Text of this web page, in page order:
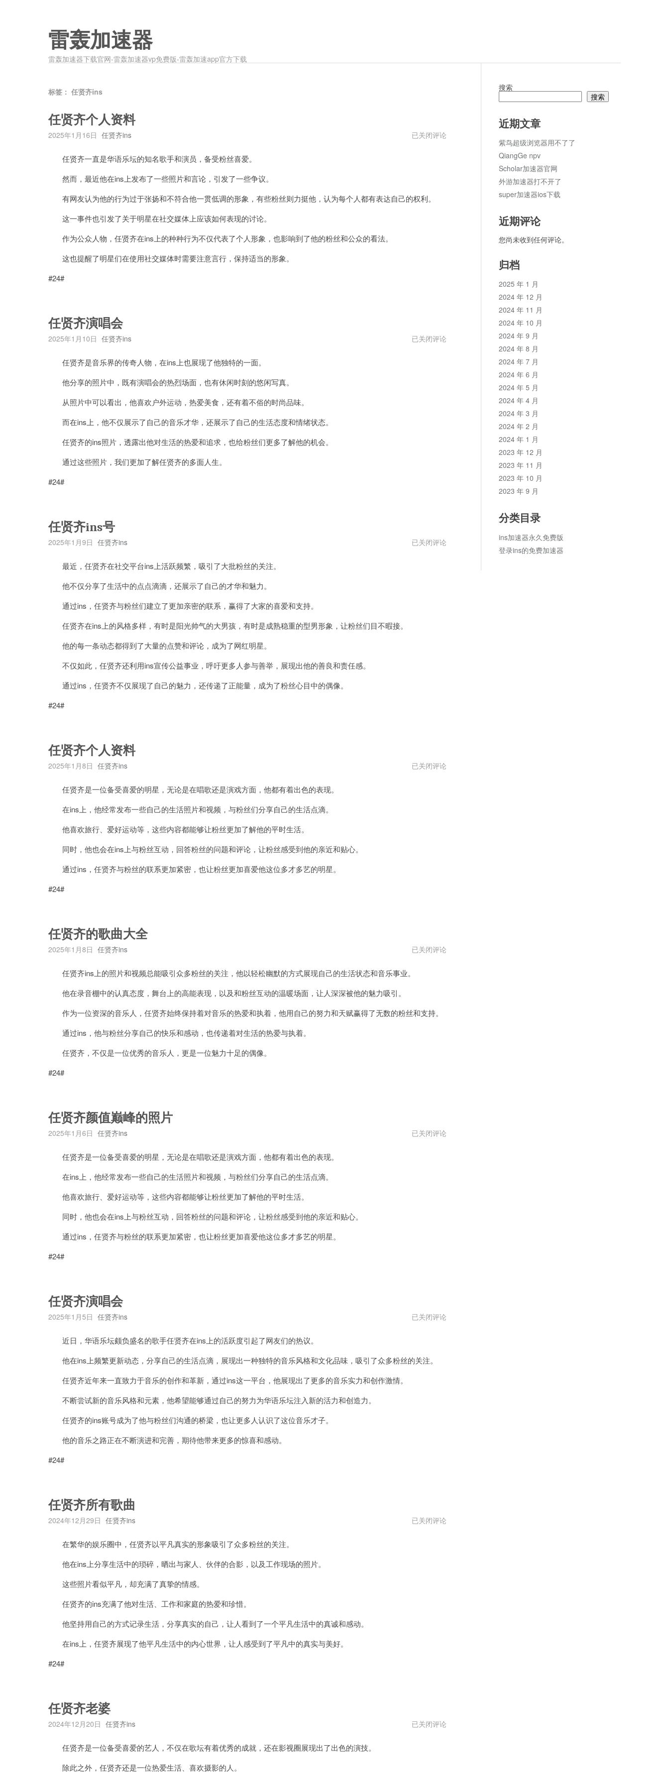
雷轰加速器
雷轰加速器下载官网-雷轰加速器vp免费版-雷轰加速app官方下载
标签： 任贤齐ins
任贤齐个人资料
2025年1月16日 任贤齐ins
任
贤
已关闭评论
任贤齐一直是华语乐坛的知名歌手和演员，备受粉丝喜爱。
然而，最近他在ins上发布了一些照片和言论，引发了一些争议。
有网友认为他的行为过于张扬和不符合他一贯低调的形象，有些粉丝则力挺他，认为每个人都有表达自己的权利。
这一事件也引发了关于明星在社交媒体上应该如何表现的讨论。
作为公众人物，任贤齐在ins上的种种行为不仅代表了个人形象，也影响到了他的粉丝和公众的看法。
这也提醒了明星们在使用社交媒体时需要注意言行，保持适当的形象。
#24#
任贤齐演唱会
2025年1月10日 任贤齐ins
任
贤
已关闭评论
任贤齐是音乐界的传奇人物，在ins上也展现了他独特的一面。
他分享的照片中，既有演唱会的热烈场面，也有休闲时刻的悠闲写真。
从照片中可以看出，他喜欢户外运动，热爱美食，还有着不俗的时尚品味。
而在ins上，他不仅展示了自己的音乐才华，还展示了自己的生活态度和情绪状态。
任贤齐的ins照片，透露出他对生活的热爱和追求，也给粉丝们更多了解他的机会。
通过这些照片，我们更加了解任贤齐的多面人生。
#24#
任贤齐ins号
2025年1月9日 任贤齐ins
任
贤
已关闭评论
最近，任贤齐在社交平台ins上活跃频繁，吸引了大批粉丝的关注。
他不仅分享了生活中的点点滴滴，还展示了自己的才华和魅力。
通过ins，任贤齐与粉丝们建立了更加亲密的联系，赢得了大家的喜爱和支持。
任贤齐在ins上的风格多样，有时是阳光帅气的大男孩，有时是成熟稳重的型男形象，让粉丝们目不暇接。
他的每一条动态都得到了大量的点赞和评论，成为了网红明星。
不仅如此，任贤齐还利用ins宣传公益事业，呼吁更多人参与善举，展现出他的善良和责任感。
通过ins，任贤齐不仅展现了自己的魅力，还传递了正能量，成为了粉丝心目中的偶像。
#24#
任贤齐个人资料
2025年1月8日 任贤齐ins
任
贤
已关闭评论
任贤齐是一位备受喜爱的明星，无论是在唱歌还是演戏方面，他都有着出色的表现。
在ins上，他经常发布一些自己的生活照片和视频，与粉丝们分享自己的生活点滴。
他喜欢旅行、爱好运动等，这些内容都能够让粉丝更加了解他的平时生活。
同时，他也会在ins上与粉丝互动，回答粉丝的问题和评论，让粉丝感受到他的亲近和贴心。
通过ins，任贤齐与粉丝的联系更加紧密，也让粉丝更加喜爱他这位多才多艺的明星。
#24#
任贤齐的歌曲大全
2025年1月8日 任贤齐ins
任
贤
已关闭评论
任贤齐ins上的照片和视频总能吸引众多粉丝的关注，他以轻松幽默的方式展现自己的生活状态和音乐事业。
他在录音棚中的认真态度，舞台上的高能表现，以及和粉丝互动的温暖场面，让人深深被他的魅力吸引。
作为一位资深的音乐人，任贤齐始终保持着对音乐的热爱和执着，他用自己的努力和天赋赢得了无数的粉丝和支持。
通过ins，他与粉丝分享自己的快乐和感动，也传递着对生活的热爱与执着。
任贤齐，不仅是一位优秀的音乐人，更是一位魅力十足的偶像。
#24#
任贤齐颜值巅峰的照片
2025年1月6日 任贤齐ins
任
贤
已关闭评论
任贤齐是一位备受喜爱的明星，无论是在唱歌还是演戏方面，他都有着出色的表现。
在ins上，他经常发布一些自己的生活照片和视频，与粉丝们分享自己的生活点滴。
他喜欢旅行、爱好运动等，这些内容都能够让粉丝更加了解他的平时生活。
同时，他也会在ins上与粉丝互动，回答粉丝的问题和评论，让粉丝感受到他的亲近和贴心。
通过ins，任贤齐与粉丝的联系更加紧密，也让粉丝更加喜爱他这位多才多艺的明星。
#24#
任贤齐演唱会
2025年1月5日 任贤齐ins
任
贤
会
已关闭评论
近日，华语乐坛颇负盛名的歌手任贤齐在ins上的活跃度引起了网友们的热议。
他在ins上频繁更新动态，分享自己的生活点滴，展现出一种独特的音乐风格和文化品味，吸引了众多粉丝的关注。
任贤齐近年来一直致力于音乐的创作和革新，通过ins这一平台，他展现出了更多的音乐实力和创作激情。
不断尝试新的音乐风格和元素，他希望能够通过自己的努力为华语乐坛注入新的活力和创造力。
任贤齐的ins账号成为了他与粉丝们沟通的桥梁，也让更多人认识了这位音乐才子。
他的音乐之路正在不断演进和完善，期待他带来更多的惊喜和感动。
#24#
任贤齐所有歌曲
2024年12月29日 任贤齐ins
任
贤
已关闭评论
在繁华的娱乐圈中，任贤齐以平凡真实的形象吸引了众多粉丝的关注。
他在ins上分享生活中的琐碎，晒出与家人、伙伴的合影，以及工作现场的照片。
这些照片看似平凡，却充满了真挚的情感。
任贤齐的ins充满了他对生活、工作和家庭的热爱和珍惜。
他坚持用自己的方式记录生活，分享真实的自己，让人看到了一个平凡生活中的真诚和感动。
在ins上，任贤齐展现了他平凡生活中的内心世界，让人感受到了平凡中的真实与美好。
#24#
任贤齐老婆
2024年12月20日 任贤齐ins
任
贤
已关闭评论
任贤齐是一位备受喜爱的艺人，不仅在歌坛有着优秀的成就，还在影视圈展现出了出色的演技。
除此之外，任贤齐还是一位热爱生活、喜欢摄影的人。
搜索
搜索
近期文章
紫鸟超级浏览器用不了了
QiangGe npv
Scholar加速器官网
外游加速器打不开了
super加速器ios下载
近期评论
您尚未收到任何评论。
归档
2025 年 1 月
2024 年 12 月
2024 年 11 月
2024 年 10 月
2024 年 9 月
2024 年 8 月
2024 年 7 月
2024 年 6 月
2024 年 5 月
2024 年 4 月
2024 年 3 月
2024 年 2 月
2024 年 1 月
2023 年 12 月
2023 年 11 月
2023 年 10 月
2023 年 9 月
分类目录
ins加速器永久免费版
登录ins的免费加速器